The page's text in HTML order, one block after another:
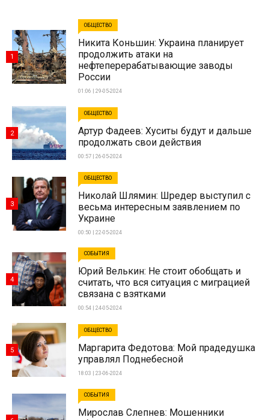
ОБЩЕСТВО
Никита Коньшин: Украина планирует
продолжить атаки на
нефтеперерабатывающие заводы
России
01:06 | 29-05-2024
1
ОБЩЕСТВО
Артур Фадеев: Хуситы будут и дальше
продолжать свои действия
00:57 | 26-05-2024
2
ОБЩЕСТВО
Николай Шлямин: Шредер выступил с
весьма интересным заявлением по
Украине
00:50 | 22-05-2024
3
СОБЫТИЯ
Юрий Велькин: Не стоит обобщать и
считать, что вся ситуация с миграцией
связана с взятками
00:54 | 24-05-2024
4
ОБЩЕСТВО
Маргарита Федотова: Мой прадедушка
управлял Поднебесной
18:03 | 23-06-2024
5
СОБЫТИЯ
Мирослав Слепнев: Мошенники